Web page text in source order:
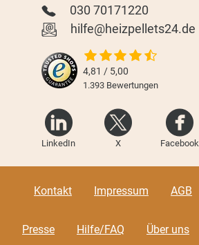
030 70171220
hilfe@heizpellets24.de
4,81 / 5,00
1.393 Bewertungen
LinkedIn X Facebook
Kontakt Impressum AGB
Presse Hilfe/FAQ Über uns